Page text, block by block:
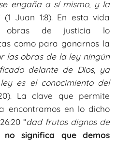
engaña a sí mismo, y la
(1 Juan 1:8). En esta vida
obras de justicia lo
como para ganarnos la
las obras de la ley ningún
delante de Dios, ya
es el conocimiento del
La clave que permite
encontramos en lo dicho
“dad frutos dignos de
no significa que demos